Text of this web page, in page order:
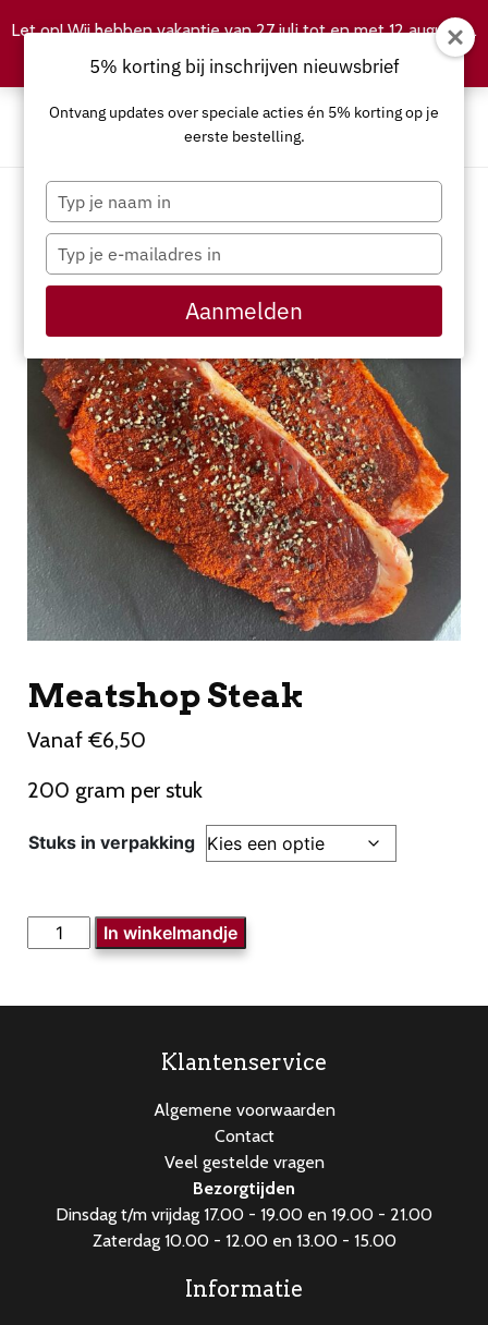
Meatshop Steak
Vanaf €6,50
200 gram per stuk
Stuks in verpakking
Meatshop
Steak
In winkelmandje
Klantenservice
Algemene voorwaarden
Contact
Veel gestelde vragen
Bezorgtijden
Dinsdag t/m vrijdag 17.00 - 19.00 en 19.00 - 21.00
Zaterdag 10.00 - 12.00 en 13.00 - 15.00
Informatie
5% korting bij inschrijven nieuwsbrief
Ontvang updates over speciale acties én 5% korting op je
eerste bestelling.
Typ
je
naam
Typ
je
e-
in
Aanmelden
Let op! Wij hebben vakantie van 27 juli tot en met 12 augustus.
Negeren